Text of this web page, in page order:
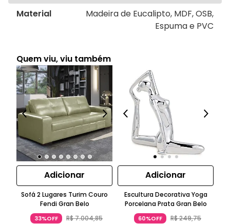
Material
Madeira de Eucalipto, MDF, OSB,
Espuma e PVC
Quem viu, viu também
Adicionar
Sofá 2 Lugares Turim Couro
Fendi Gran Belo
33%OFF R$7.004,85
Adicionar
Escultura Decorativa Yoga
Porcelana Prata Gran Belo
60%OFF R$249,75